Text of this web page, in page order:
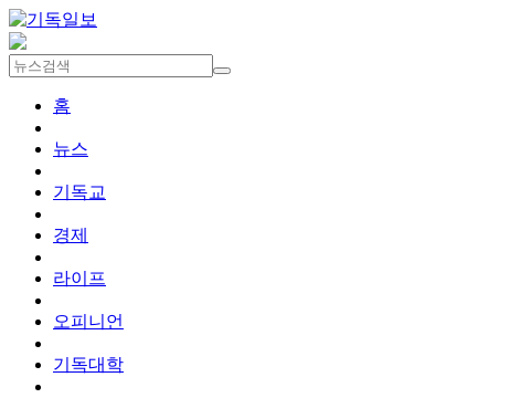
홈
뉴스
기독교
경제
라이프
오피니언
기독대학